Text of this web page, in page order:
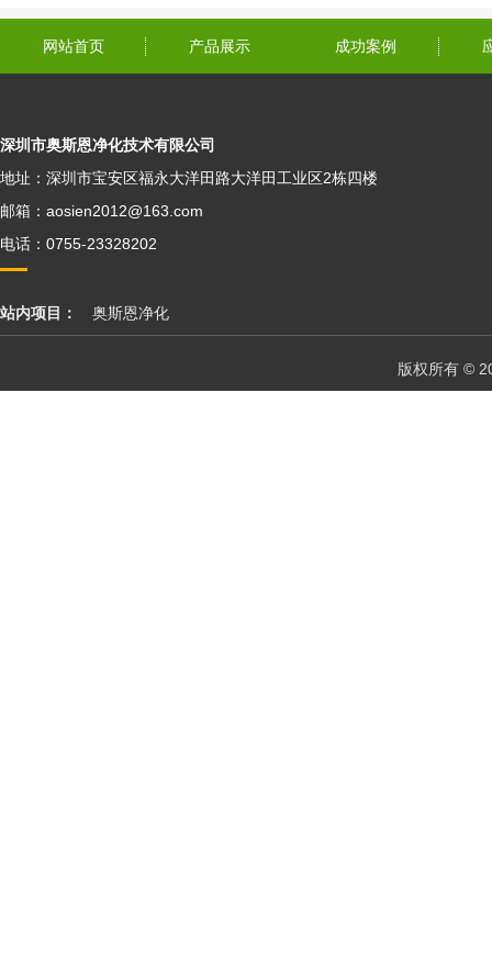
网站首页 产品展示 成功案例
深圳市奥斯恩净化技术有限公司
地址：深圳市宝安区福永大洋田路大洋田工业区2栋四楼
邮箱：aosien2012@163.com
电话：0755-23328202
站内项目： 奥斯恩净化
版权所有 ©